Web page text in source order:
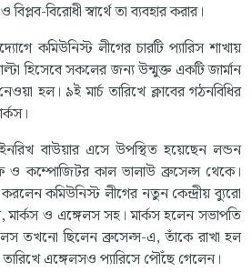
বিরোধী স্বার্থে তা ব্যবহার করার।
কমিউনিস্ট লীগের চারটি প্যারিস শাখায়
হিসেবে সকলের জন্য উন্মুক্ত একটি জার্মান
হল। ৯ই মার্চ তারিখে ক্লাবের গঠনবিধির
বাউয়ার এসে উপস্থিত হয়েছেন লন্ডন
ও কম্পোজিটর কাল ভালাউ ব্রুসেল্স থেকে।
করলেন কমিউনিস্ট লীগের নতুন কেন্দ্রীয় ব্যুরো
মার্কস ও এঙ্গেলস সহ। মার্কস হলেন সভাপতি
তখনো ছিলেন ব্রুসেল্স-এ, তাঁকে রাখা হল
তারিখে এঙ্গেলসও প্যারিসে পৌঁছে গেলেন।